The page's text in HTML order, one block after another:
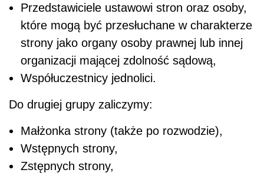
Przedstawiciele ustawowi stron oraz osoby,
które mogą być przesłuchane w charakterze
strony jako organy osoby prawnej lub innej
organizacji mającej zdolność sądową,
Współuczestnicy jednolici.
Do drugiej grupy zaliczymy:
Małżonka strony (także po rozwodzie),
Wstępnych strony,
Zstępnych strony,